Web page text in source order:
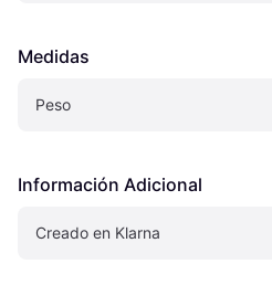
Medidas
Peso
Información Adicional
Creado en Klarna